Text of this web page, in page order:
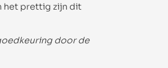
het prettig zijn dit
door de